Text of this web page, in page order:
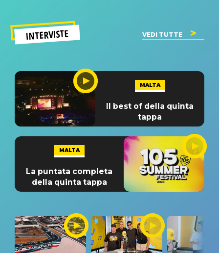
INTERVISTE VEDI TUTTE
MALTA
Il best of della quinta
tappa
MALTA
La puntata completa
della quinta tappa